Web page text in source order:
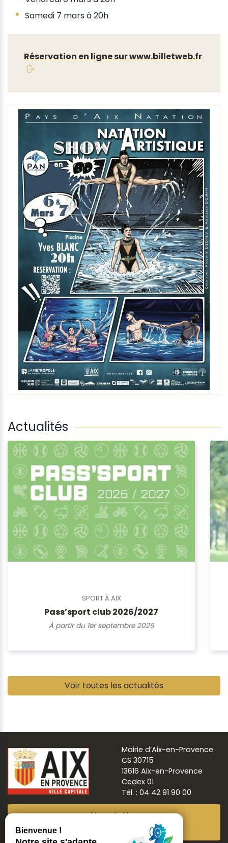
Samedi 7 mars à 20h
Réservation en ligne sur www.billetweb.fr
Actualités
SPORT À AIX
Pass’sport club 2026/2027
À partir du 1er septembre 2026
Voir toutes les actualités
Mairie d’Aix-en-Provence
CS 30715
13616 Aix-en-Provence
Cedex 01
Tél. : 04 42 91 90 00
Newsletter